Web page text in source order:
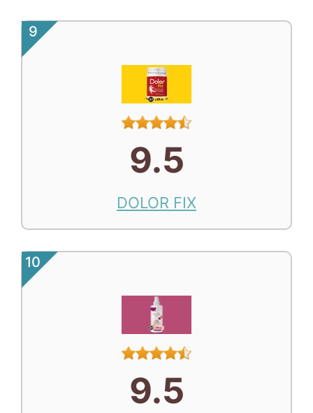
9
9.5
DOLOR FIX
10
9.5